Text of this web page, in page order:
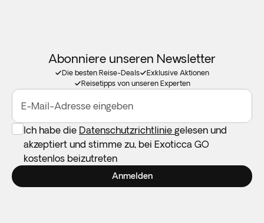
Abonniere unseren Newsletter
Die besten Reise-Deals
Exklusive Aktionen
Reisetipps von unseren Experten
E-Mail-Adresse eingeben
Ich habe die Datenschutzrichtlinie gelesen und
akzeptiert und stimme zu, bei Exoticca GO
kostenlos beizutreten
Anmelden